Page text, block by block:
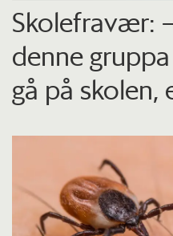
Skolefravær:
denne
gå på skolen,